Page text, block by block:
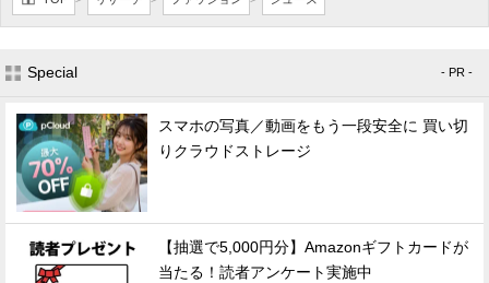
Special - PR -
スマホの写真／動画をもう一段安全に 買い切
りクラウドストレージ
【抽選で5,000円分】Amazonギフトカードが
当たる！読者アンケート実施中